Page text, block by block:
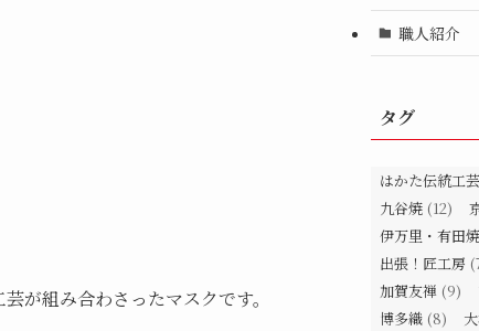
が組み合わさったマスクです。
職人紹介
タグ
はかた伝統工
九谷焼 (12)
伊万里・有田焼
出張！匠工房
加賀友禅 (9)
博多織 (8)